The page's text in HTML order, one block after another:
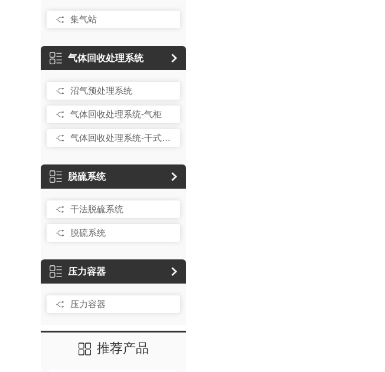
集气站
气体回收处理系统
沼气预处理系统
气体回收处理系统-气柜
气体回收处理系统-干式气柜
脱硫系统
干法脱硫系统
脱硫系统
压力容器
压力容器
推荐产品